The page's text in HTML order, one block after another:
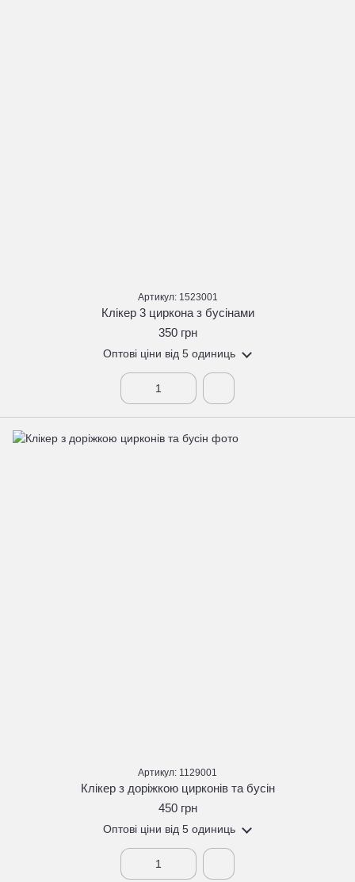
Артикул: 1523001
Клікер 3 циркона з бусінами
350 грн
Оптові ціни від 5 одиниць
Артикул: 1129001
Клікер з доріжкою цирконів та бусін
450 грн
Оптові ціни від 5 одиниць